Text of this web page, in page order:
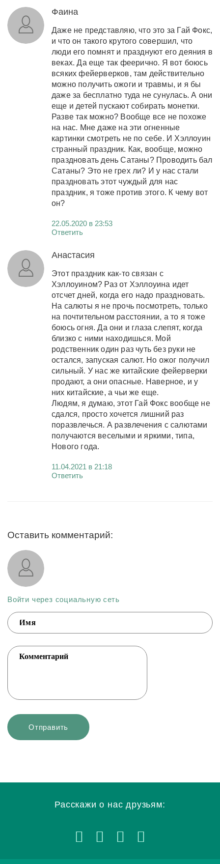
Фаина
Даже не представляю, что это за Гай Фокс,
и что он такого крутого совершил, что
люди его помнят и празднуют его деяния в
веках. Да еще так феерично. Я вот боюсь
всяких фейерверков, там действительно
можно получить ожоги и травмы, и я бы
даже за бесплатно туда не сунулась. А они
еще и детей пускают собирать монетки.
Разве так можно? Вообще все не похоже
на нас. Мне даже на эти огненные
картинки смотреть не по себе. И Хэллоуин
странный праздник. Как, вообще, можно
праздновать день Сатаны? Проводить бал
Сатаны? Это не грех ли? И у нас стали
праздновать этот чуждый для нас
праздник, я тоже против этого. К чему вот
он?
22.05.2020 в 23:53
Ответить
Анастасия
Этот праздник как-то связан с
Хэллоуином? Раз от Хэллоуина идет
отсчет дней, когда его надо праздновать.
На салюты я не прочь посмотреть, только
на почтительном расстоянии, а то я тоже
боюсь огня. Да они и глаза слепят, когда
близко с ними находишься. Мой
родственник один раз чуть без руки не
остался, запуская салют. Но ожог получил
сильный. У нас же китайские фейерверки
продают, а они опасные. Наверное, и у
них китайские, а чьи же еще.
Людям, я думаю, этот Гай Фокс вообще не
сдался, просто хочется лишний раз
поразвлечься. А развлечения с салютами
получаются веселыми и яркими, типа,
Нового года.
11.04.2021 в 21:18
Ответить
Оставить комментарий:
Войти через социальную сеть
Расскажи о нас друзьям: